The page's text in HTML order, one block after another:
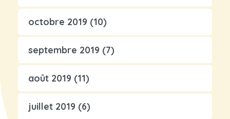
octobre 2019 (10)
septembre 2019 (7)
août 2019 (11)
juillet 2019 (6)